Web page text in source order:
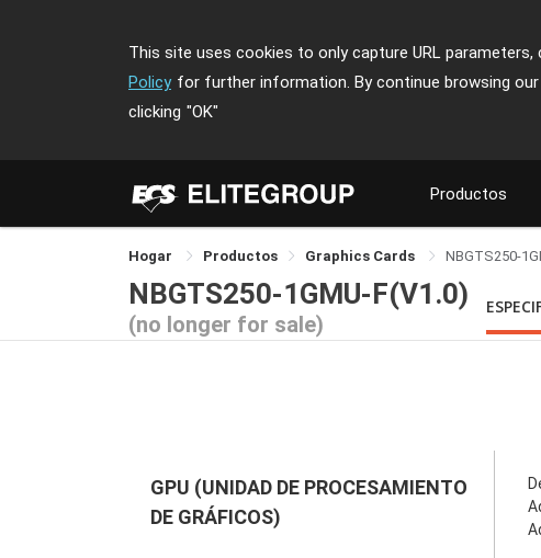
This site uses cookies to only capture URL
Policy for further information. By continue browsing
clicking "OK"
Productos
Hogar Productos Graphics Cards NBGTS250-
NBGTS250-1GMU-F(V1.0)
(no longer for sale)
GPU (UNIDAD DE PROCESAMIENTO
DE GRÁFICOS)